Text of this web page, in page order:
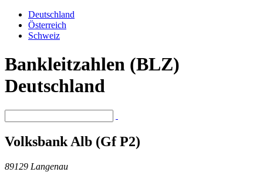
Deutschland
Österreich
Schweiz
Bankleitzahlen (BLZ)
Deutschland
Volksbank Alb (Gf P2)
89129 Langenau